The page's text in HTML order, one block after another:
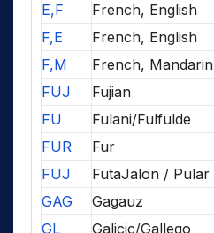
E,F
French, English
F,E
French, English
F,M
French, Mandarin
FUJ
Fujian
FU
Fulani/Fulfulde
FUR
Fur
FUJ
FutaJalon / Pular
GAG
Gagauz
GL
Galicic/Gallego